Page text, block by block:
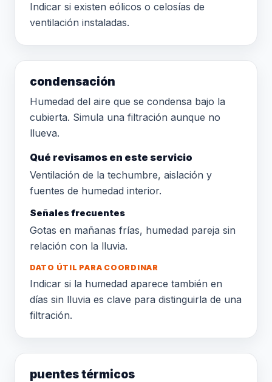
Indicar si existen eólicos o celosías de
ventilación instaladas.
condensación
Humedad del aire que se condensa bajo la
cubierta. Simula una filtración aunque no
llueva.
Qué revisamos en este servicio
Ventilación de la techumbre, aislación y
fuentes de humedad interior.
Señales frecuentes
Gotas en mañanas frías, humedad pareja sin
relación con la lluvia.
DATO ÚTIL PARA COORDINAR
Indicar si la humedad aparece también en
días sin lluvia es clave para distinguirla de una
filtración.
puentes térmicos